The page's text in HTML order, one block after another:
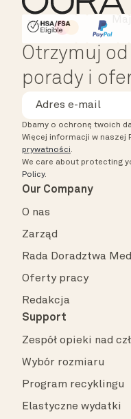
HSA/FSA Eligible
Affirm
Otrzymuj od
porady i
Dbamy o ochronę twoich
Więcej informacji w naszej
prywatności.
We care about protecting
Policy.
Our Company
O nas
Zarząd
Rada Doradztwa
Oferty pracy
Redakcja
Support
Zespół opieki nad
Wybór rozmiaru
Program recyklingu
Elastyczne wydatki